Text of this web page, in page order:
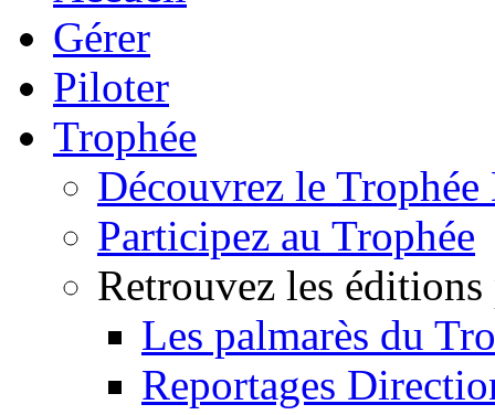
Gérer
Piloter
Trophée
Découvrez le
Participez au Trophée
Retrouvez les éditions
Les palmarès du
Reportages